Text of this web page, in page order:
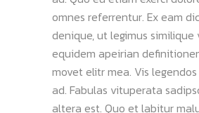
omnes referrentur. Ex eam
denique, ut legimus similique
equidem apeirian
movet elitr mea. Vis
ad. Fabulas vituperata
altera est. Quo et labitur